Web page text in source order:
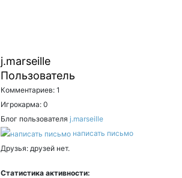
j.marseille
Пользователь
Комментариев: 1
Игрокарма: 0
Блог пользователя j.marseille
написать письмо
Друзья: друзей нет.
Статистика активности: